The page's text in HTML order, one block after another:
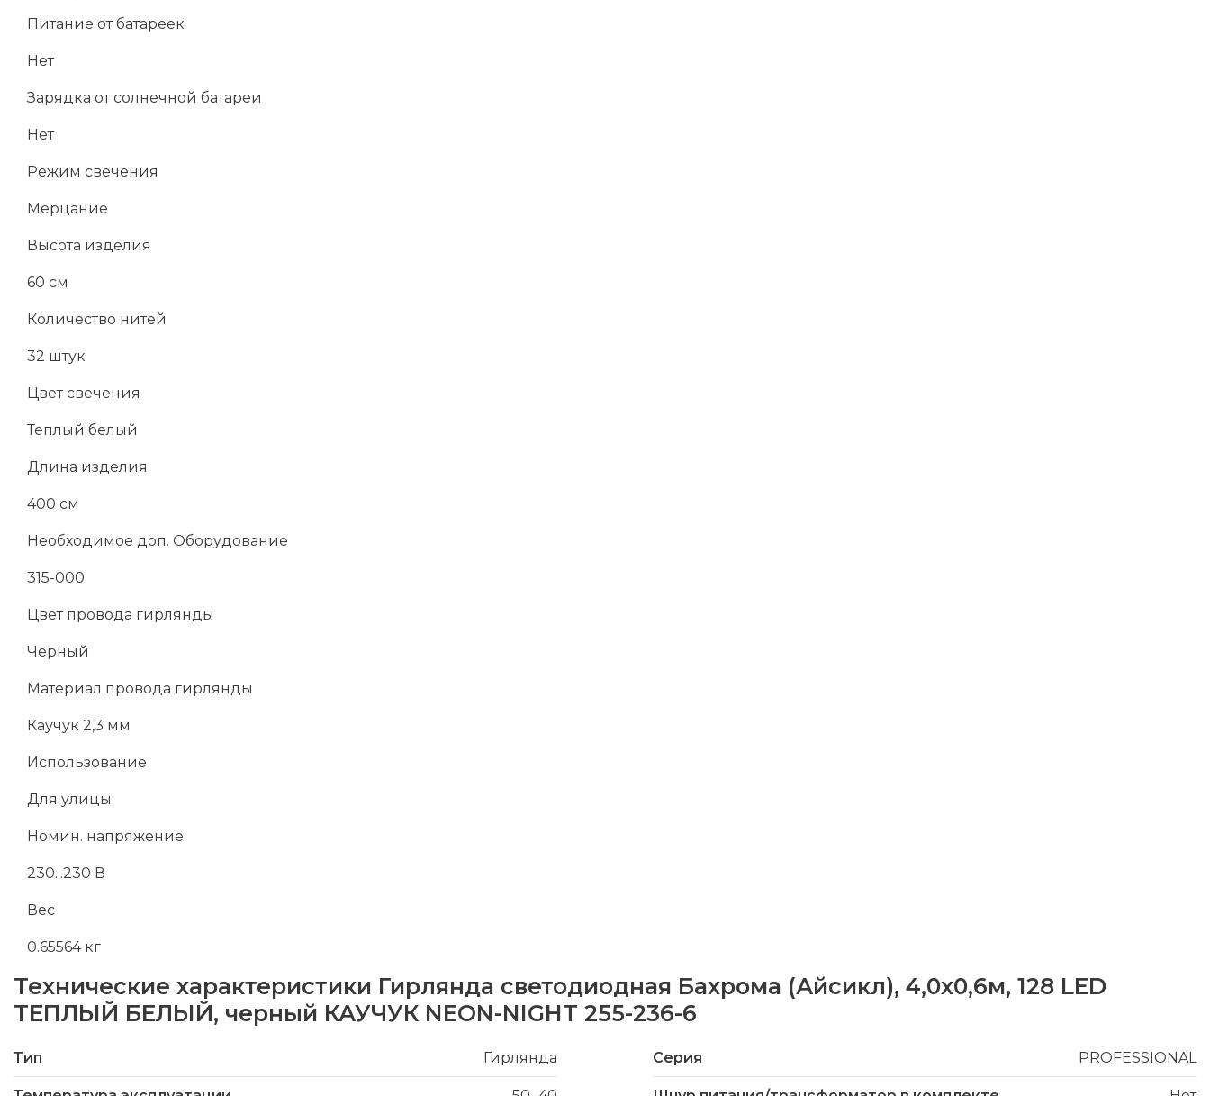
Питание от батареек
Нет
Зарядка от солнечной батареи
Нет
Режим свечения
Мерцание
Высота изделия
60 см
Количество нитей
32 штук
Цвет свечения
Теплый белый
Длина изделия
400 см
Необходимое доп. Оборудование
315-000
Цвет провода гирлянды
Черный
Материал провода гирлянды
Каучук 2,3 мм
Использование
Для улицы
Номин. напряжение
230...230 В
Вес
0.65564 кг
Технические характеристики Гирлянда светодиодная Бахрома (Айсикл), 4,0х0,6м, 128 LED
ТЕПЛЫЙ БЕЛЫЙ, черный КАУЧУК NEON-NIGHT 255-236-6
Тип Гирлянда Серия PROFESSIONAL